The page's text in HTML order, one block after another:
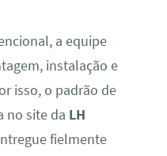
a equipe
instalação e
isso, o padrão de
no site da LH
fielmente